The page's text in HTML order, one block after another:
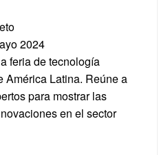
2024
feria de tecnología
América Latina. Reúne a
para mostrar las
en el sector